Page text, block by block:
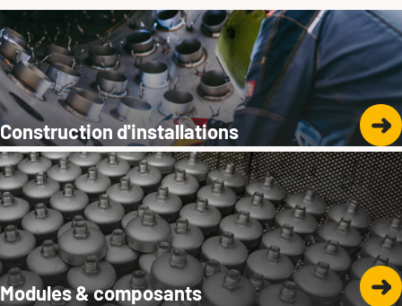
Construction d'installations
Modules & composants
Jörg Pollmann
Sales Director
Customised components
+49 5834 50-486
joerg.pollmann@butting.de
Vers le profil LinkedIn